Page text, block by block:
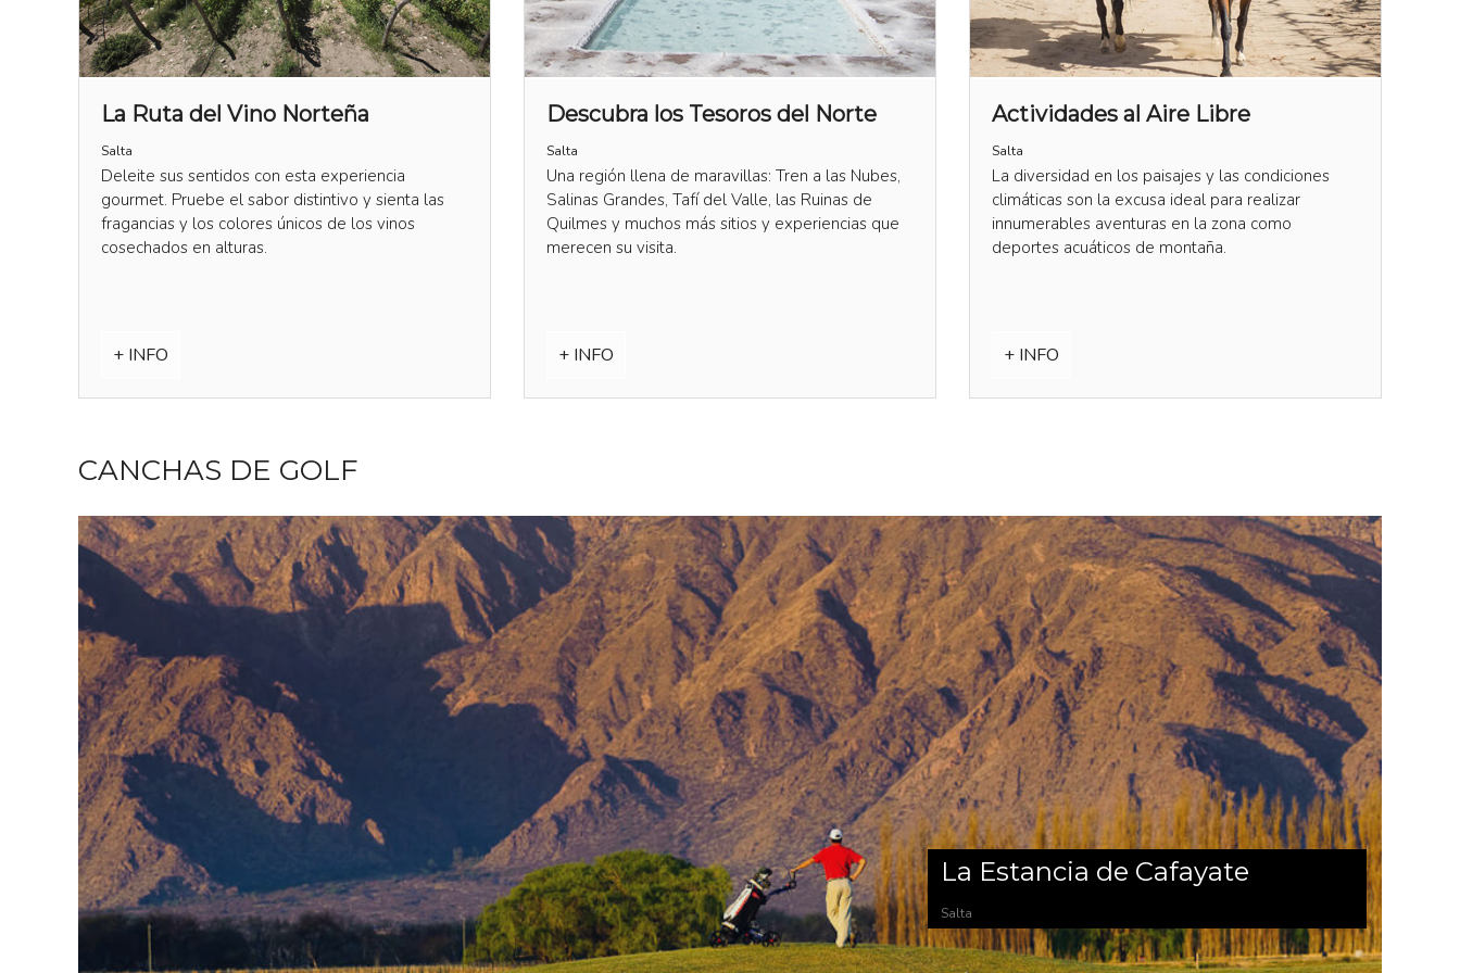
La Ruta del Vino Norteña
Salta
Deleite sus sentidos con esta experiencia
gourmet. Pruebe el sabor distintivo y sienta las
fragancias y los colores únicos de los vinos
cosechados en alturas.
+ INFO
Descubra los Tesoros del Norte
Salta
Una región llena de maravillas: Tren a las Nubes,
Salinas Grandes, Tafí del Valle, las Ruinas de
Quilmes y muchos más sitios y experiencias que
merecen su visita.
+ INFO
Actividades al Aire Libre
Salta
La diversidad en los paisajes y las condiciones
climáticas son la excusa ideal para realizar
innumerables aventuras en la zona como
deportes acuáticos de montaña.
+ INFO
CANCHAS DE GOLF
La Estancia de Cafayate
Salta